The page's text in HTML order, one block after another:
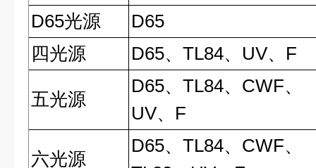
D65光源
D65
四光源
D65、TL84、UV、F
五光源
D65、TL84、CWF、
UV、F
六光源
D65、TL84、CWF、